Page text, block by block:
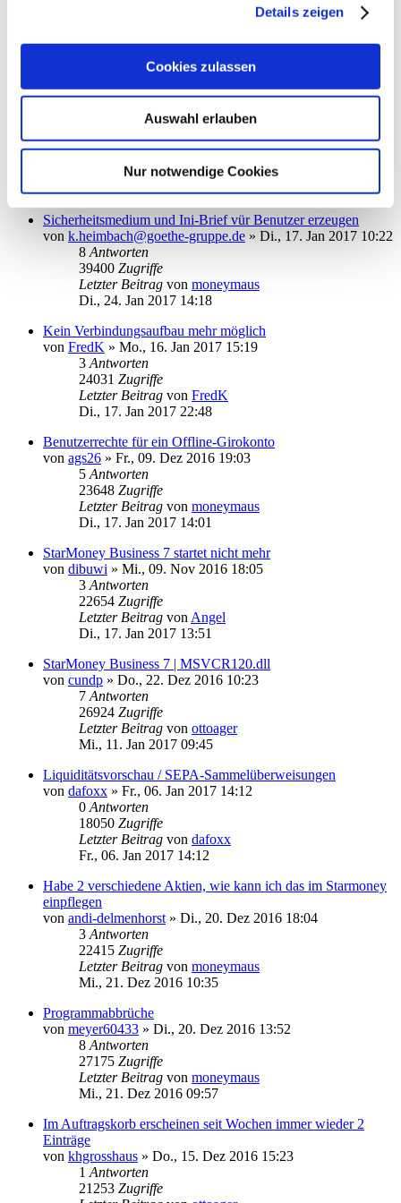
Details zeigen
Cookies zulassen
Auswahl erlauben
Nur notwendige Cookies
Mo., 13. Mär 2017 10:07
19315Zugriffe
Letzter BeitragvonOuija
Mo., 06. Feb 2017 09:29
1Antworten
Letzter BeitragvonAngel
Mo., 06. Feb 2017 12:17
Sicherheitsmedium und Ini-Brief vür Benutzer erzeugen
von k.heimbach@goethe-gruppe.de » Di., 17. Jan 2017 10:22
8 Antworten
39400 Zugriffe
Letzter Beitrag von moneymaus
Di., 24. Jan 2017 14:18
Kein Verbindungsaufbau mehr möglich
von FredK » Mo., 16. Jan 2017 15:19
3 Antworten
24031 Zugriffe
Letzter Beitrag von FredK
Di., 17. Jan 2017 22:48
Benutzerrechte für ein Offline-Girokonto
von ags26 » Fr., 09. Dez 2016 19:03
5 Antworten
23648 Zugriffe
Letzter Beitrag von moneymaus
Di., 17. Jan 2017 14:01
StarMoney Business 7 startet nicht mehr
von dibuwi » Mi., 09. Nov 2016 18:05
3 Antworten
22654 Zugriffe
Letzter Beitrag von Angel
Di., 17. Jan 2017 13:51
StarMoney Business 7 | MSVCR120.dll
von cundp » Do., 22. Dez 2016 10:23
7 Antworten
26924 Zugriffe
Letzter Beitrag von ottoager
Mi., 11. Jan 2017 09:45
Liquiditätsvorschau / SEPA-Sammelüberweisungen
von dafoxx » Fr., 06. Jan 2017 14:12
0 Antworten
18050 Zugriffe
Letzter Beitrag von dafoxx
Fr., 06. Jan 2017 14:12
Habe 2 verschiedene Aktien, wie kann ich das im Starmoney
einpflegen
von andi-delmenhorst » Di., 20. Dez 2016 18:04
3 Antworten
22415 Zugriffe
Letzter Beitrag von moneymaus
Mi., 21. Dez 2016 10:35
Programmabbrüche
von meyer60433 » Di., 20. Dez 2016 13:52
8 Antworten
27175 Zugriffe
Letzter Beitrag von moneymaus
Mi., 21. Dez 2016 09:57
Im Auftragskorb erscheinen seit Wochen immer wieder 2
Einträge
von khgrosshaus » Do., 15. Dez 2016 15:23
1 Antworten
21253 Zugriffe